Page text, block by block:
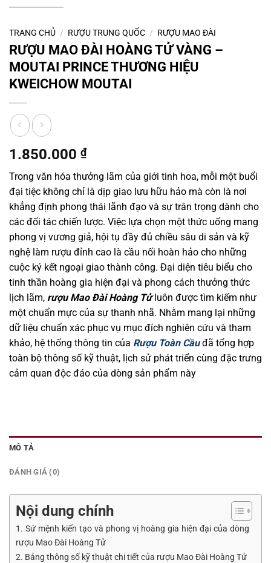
TRANG CHỦ / RƯỢU TRUNG QUỐC / RƯỢU MAO ĐÀI
RƯỢU MAO ĐÀI HOÀNG TỬ VÀNG –
MOUTAI PRINCE THƯƠNG HIỆU
KWEICHOW MOUTAI
1.850.000 ₫
Trong văn hóa thưởng lãm của giới tinh hoa, mỗi một buổi
đại tiệc không chỉ là dịp giao lưu hữu hảo mà còn là nơi
khẳng định phong thái lãnh đạo và sự trân trọng dành cho
các đối tác chiến lược. Việc lựa chọn một thức uống mang
phong vị vương giả, hội tụ đầy đủ chiều sâu di sản và kỹ
nghệ làm rượu đỉnh cao là cầu nối hoàn hảo cho những
cuộc ký kết ngoại giao thành công. Đại diện tiêu biểu cho
tinh thần hoàng gia hiện đại và phong cách thưởng thức
lịch lãm, rượu Mao Đài Hoàng Tửluôn được tìm kiếm như
một chuẩn mực của sự thanh nhã. Nhằm mang lại những
dữ liệu chuẩn xác phục vụ mục đích nghiên cứu và tham
khảo, hệ thống thông tin của Rượu Toàn Cầuđã tổng hợp
toàn bộ thông số kỹ thuật, lịch sử phát triển cùng đặc trưng
cảm quan độc đáo của dòng sản phẩm này
MÔ TẢ
ĐÁNH GIÁ (0)
Nội dung chính
1. Sứ mệnh kiến tạo và phong vị hoàng gia hiện đại của dòng
rượu Mao Đài Hoàng Tử
2. Bảng thông số kỹ thuật chi tiết của rượu Mao Đài Hoàng Tử